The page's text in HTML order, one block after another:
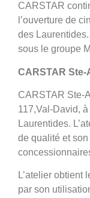
CARSTAR
l’ouverture de
des
sous le groupe
CARSTAR Ste-
CARSTAR Ste-
117,Val-David,
Laurentides.
de qualité et
L’atelier obtient
par son